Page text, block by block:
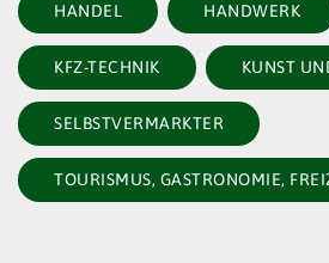
HANDEL HANDWERK
KFZ-TECHNIK KUNST
SELBSTVERMARKTER
TOURISMUS, GASTRONOMIE,